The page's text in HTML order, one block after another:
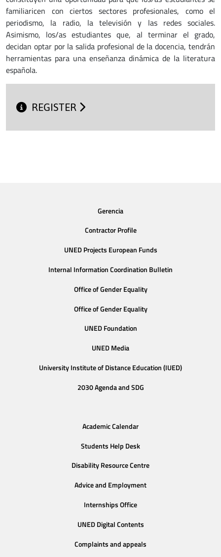
familiaricen con ciertos sectores profesionales, como el
periodismo, la radio, la televisión y las redes sociales.
Asimismo, los/as estudiantes que, al terminar el grado,
decidan optar por la salida profesional de la docencia, tendrán
herramientas para una enseñanza dinámica de la literatura
española.
REGISTER
Gerencia
Contractor Profile
UNED Projects European Funds
Internal Information Coordination Bulletin
Office of Gender Equality
Office of Gender Equality
UNED Foundation
UNED Media
University Institute of Distance Education (IUED)
2030 Agenda and SDG
Academic Calendar
Students Help Desk
Disability Resource Centre
Advice and Employment
Internships Office
UNED Digital Contents
Complaints and appeals